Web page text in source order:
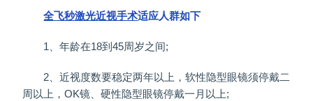
全飞秒激光近视手术适应人群如下
1、年龄在18到45周岁之间;
2、近视度数要稳定两年以上，软性隐型眼镜须停戴二
周以上，OK镜、硬性隐型眼镜停戴一月以上;